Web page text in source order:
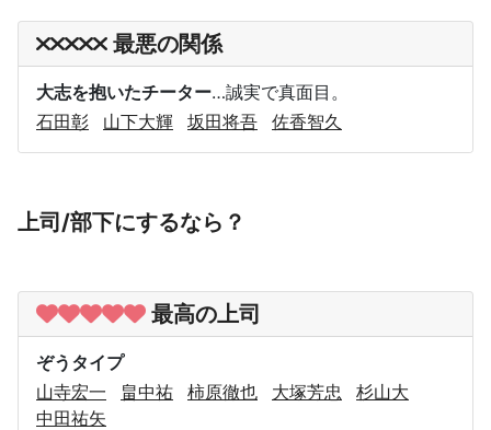
最悪の関係
大志を抱いたチーター…誠実で真面目。
石田彰
山下大輝 坂田将吾 佐香智久
上司/部下にするなら？
最高の上司
ぞうタイプ
山寺宏一
畠中祐 柿原徹也 大塚芳忠
杉山大
中田祐矢